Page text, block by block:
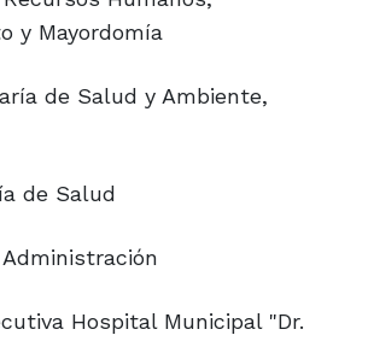
y Mayordomía
de Salud y Ambiente,
de Salud
Hospital Municipal "Dr.